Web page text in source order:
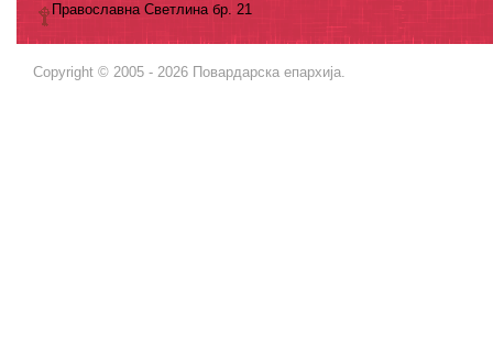
Православна Светлина бр. 21
Copyright © 2005 - 2026 Повардарска епархија.